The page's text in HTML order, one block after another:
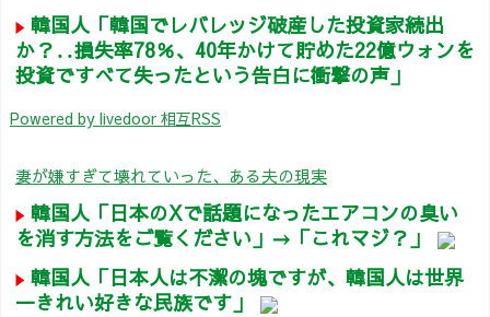
韓国人「韓国でレバレッジ破産した投資家続出
か？‥損失率78％、40年かけて貯めた22億ウォンを
投資ですべて失ったという告白に衝撃の声」
Powered by livedoor 相互RSS
妻が嫌すぎて壊れていった、ある夫の現実
韓国人「日本のXで話題になったエアコンの臭い
を消す方法をご覧ください」→「これマジ？」
韓国人「日本人は不潔の塊ですが、韓国人は世界
一きれい好きな民族です」